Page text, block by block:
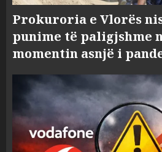
Prokuroria e Vlorës
punime të paligjshme
momentin asnjë i